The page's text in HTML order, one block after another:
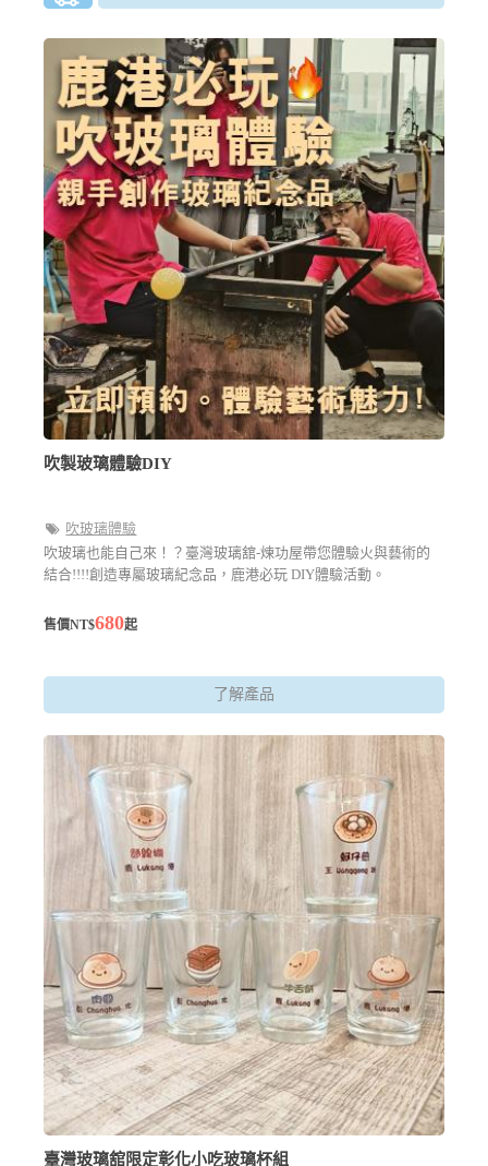
吹製玻璃體驗DIY
吹玻璃體驗
吹玻璃也能自己來！？臺灣玻璃舘-煉功屋帶您體驗火與藝術的
結合!!!!創造專屬玻璃紀念品，鹿港必玩 DIY體驗活動。
售價NT$680起
了解產品
臺灣玻璃舘限定彰化小吃玻璃杯組